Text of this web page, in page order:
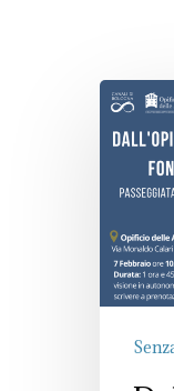
delle
Acque
alla
Fontana
del
Nettuno